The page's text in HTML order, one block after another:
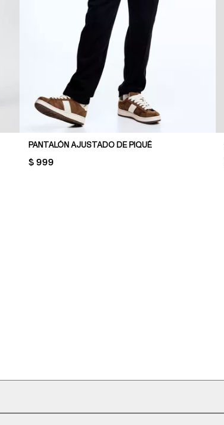
PANTALÓN AJUSTADO DE PIQUÉ
PRICE:
$ 999